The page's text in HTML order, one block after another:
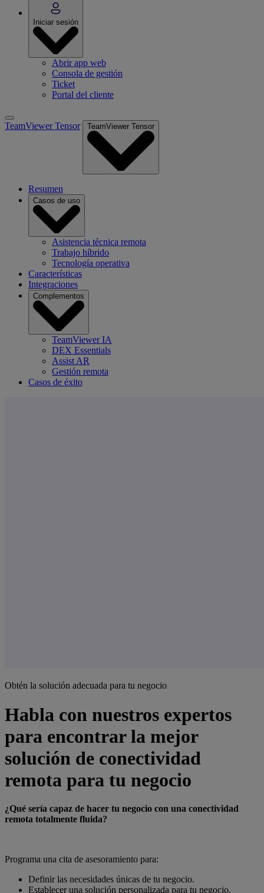
Iniciar sesión
Abrir app web
Consola de gestión
Ticket
Portal del cliente
TeamViewer Tensor TeamViewer Tensor
Resumen
Casos de uso
Asistencia técnica remota
Trabajo híbrido
Tecnología operativa
Características
Integraciones
Complementos
TeamViewer IA
DEX Essentials
Assist AR
Gestión remota
Casos de éxito
Obtén la solución adecuada para tu negocio
Habla con nuestros expertos
para encontrar la mejor
solución de conectividad
remota para tu negocio
¿Qué sería capaz de hacer tu negocio con una conectividad
remota totalmente fluida?
Programa una cita de asesoramiento para:
Definir las necesidades únicas de tu negocio.
Establecer una solución personalizada para tu negocio.